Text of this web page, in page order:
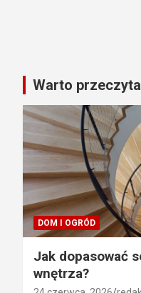
Warto
DOM I OGRÓD
Jak dopasować
wnętrza?